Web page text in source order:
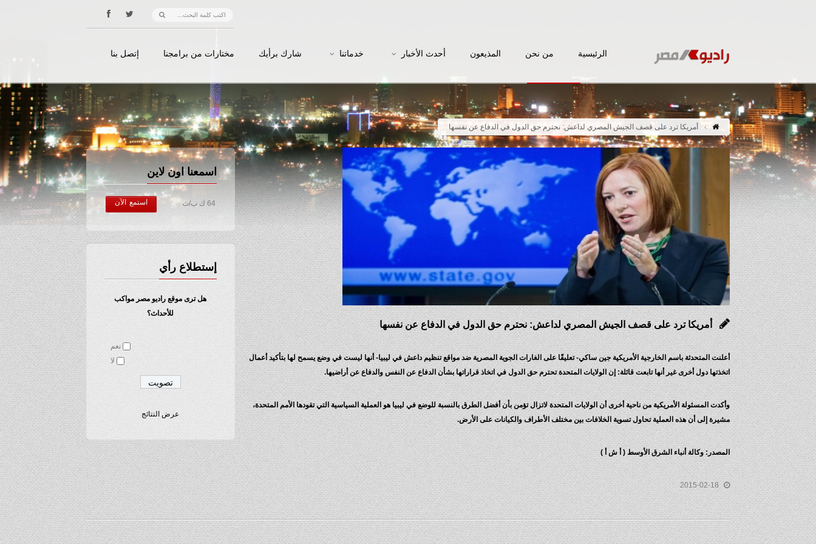
الرئيسية من نحن المذيعون أحدث الأخبار خدماتنا شارك برأيك مختارات من برامجنا إتصل بنا
أمريكا ترد على قصف الجيش المصري لداعش: نحترم حق الدول في الدفاع عن نفسها
اسمعنا اون لاين
64 ك ب/ث استمع الآن
إستطلاع رأي
هل ترى موقع راديو مصر مواكب
للأحداث؟
نعم
لا
عرض النتائج
أمريكا ترد على قصف الجيش المصري لداعش: نحترم حق الدول في الدفاع عن نفسها
أعلنت المتحدثة باسم الخارجية الأمريكية جين ساكي- تعليقًا على الغارات الجوية المصرية ضد مواقع تنظيم داعش في ليبيا- أنها ليست في وضع يسمح لها بتأكيد أعمال
اتخذتها دول أخرى غير أنها تابعت قائلة: إن الولايات المتحدة تحترم حق الدول في اتخاذ قراراتها بشأن الدفاع عن النفس والدفاع عن أراضيها.
وأكدت المسئولة الأمريكية من ناحية أخرى أن الولايات المتحدة لاتزال تؤمن بأن أفضل الطرق بالنسبة للوضع في ليبيا هو العملية السياسية التي تقودها الأمم المتحدة،
مشيرة إلى أن هذه العملية تحاول تسوية الخلافات بين مختلف الأطراف والكيانات على الأرض.
المصدر: وكالة أنباء الشرق الأوسط ( أ ش أ )
2015-02-18